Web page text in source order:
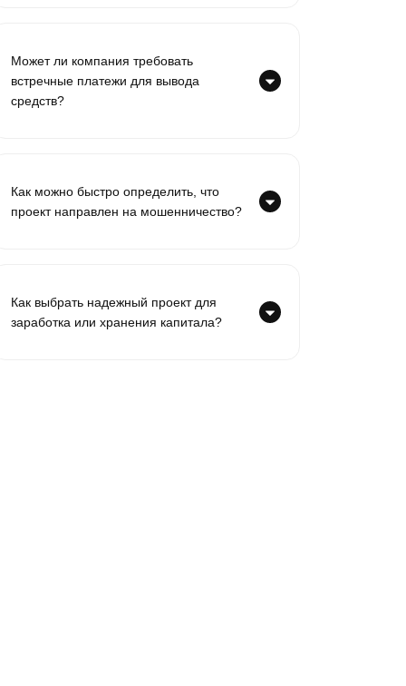
Может ли компания требовать
встречные платежи для вывода
средств?
Как можно быстро определить, что
проект направлен на мошенничество?
Как выбрать надежный проект для
заработка или хранения капитала?